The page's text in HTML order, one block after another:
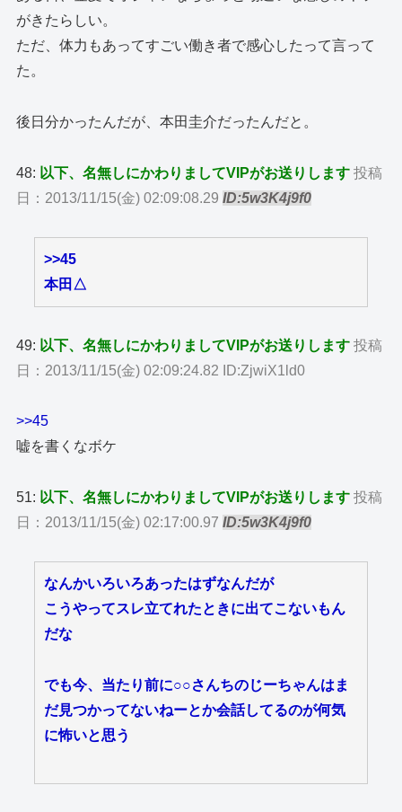
がきたらしい。
ただ、体力もあってすごい働き者で感心したって言って
た。
後日分かったんだが、本田圭介だったんだと。
48: 以下、名無しにかわりましてVIPがお送りします 投稿
日：2013/11/15(金) 02:09:08.29ID:5w3K4j9f0
>>45
本田△
49: 以下、名無しにかわりましてVIPがお送りします 投稿
日：2013/11/15(金) 02:09:24.82 ID:ZjwiX1ld0
>>45
嘘を書くなボケ
51: 以下、名無しにかわりましてVIPがお送りします 投稿
日：2013/11/15(金) 02:17:00.97ID:5w3K4j9f0
なんかいろいろあったはずなんだが
こうやってスレ立てれたときに出てこないもん
だな
でも今、当たり前に○○さんちのじーちゃんはま
だ見つかってないねーとか会話してるのが何気
に怖いと思う